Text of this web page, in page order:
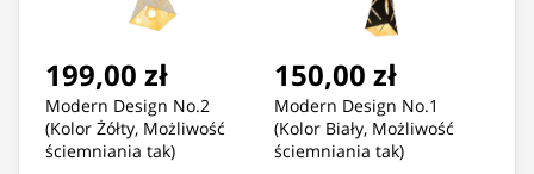
199,00 zł
Modern Design No.2
(Kolor Żółty, Możliwość
ściemniania tak)
150,00 zł
Modern Design No.1
(Kolor Biały, Możliwość
ściemniania tak)